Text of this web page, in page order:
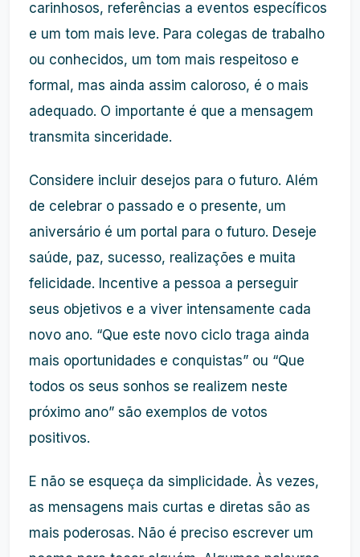
carinhosos, referências a eventos específicos
e um tom mais leve. Para colegas de trabalho
ou conhecidos, um tom mais respeitoso e
formal, mas ainda assim caloroso, é o mais
adequado. O importante é que a mensagem
transmita sinceridade.
Considere incluir desejos para o futuro. Além
de celebrar o passado e o presente, um
aniversário é um portal para o futuro. Deseje
saúde, paz, sucesso, realizações e muita
felicidade. Incentive a pessoa a perseguir
seus objetivos e a viver intensamente cada
novo ano. “Que este novo ciclo traga ainda
mais oportunidades e conquistas” ou “Que
todos os seus sonhos se realizem neste
próximo ano” são exemplos de votos
positivos.
E não se esqueça da simplicidade. Às vezes,
as mensagens mais curtas e diretas são as
mais poderosas. Não é preciso escrever um